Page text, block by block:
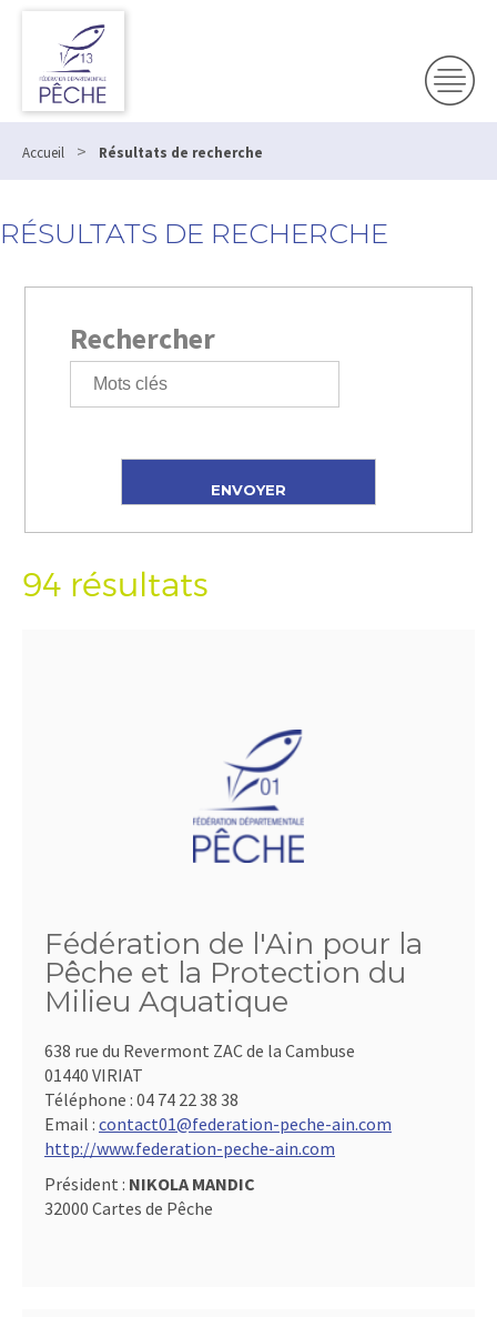
Accueil > Résultats de recherche
RÉSULTATS DE RECHERCHE
Rechercher
94 résultats
Fédération de l'Ain pour la
Pêche et la Protection du
Milieu Aquatique
638 rue du Revermont ZAC de la Cambuse
01440 VIRIAT
Téléphone : 04 74 22 38 38
Email : contact01@federation-peche-ain.com
http://www.federation-peche-ain.com
Président : NIKOLA MANDIC
32000 Cartes de Pêche